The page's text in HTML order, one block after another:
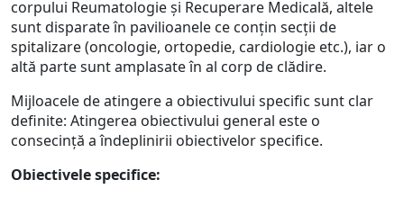
corpului Reumatologie și Recuperare Medicală, altele
sunt disparate în pavilioanele ce conțin secții de
spitalizare (oncologie, ortopedie, cardiologie etc.), iar o
altă parte sunt amplasate în al corp de clădire.
Mijloacele de atingere a obiectivului specific sunt clar
definite: Atingerea obiectivului general este o
consecință a îndeplinirii obiectivelor specifice.
Obiectivele specifice: